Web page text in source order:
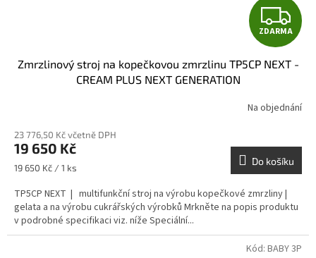
Z
D
A
R
A
ZDARMA
Zmrzlinový stroj na kopečkovou zmrzlinu TP5CP NEXT -
CREAM PLUS NEXT GENERATION
Na objednání
23 776,50 Kč včetně DPH
19 650 Kč
Měrná
19 650 Kč / 1 ks
Do košíku
TP5CP NEXT | multifunkční stroj na výrobu kopečkové zmrzliny |
gelata a na výrobu cukrářských výrobků Mrkněte na popis produktu
v podrobné specifikaci viz. níže Speciální...
Kód: BABY 3P